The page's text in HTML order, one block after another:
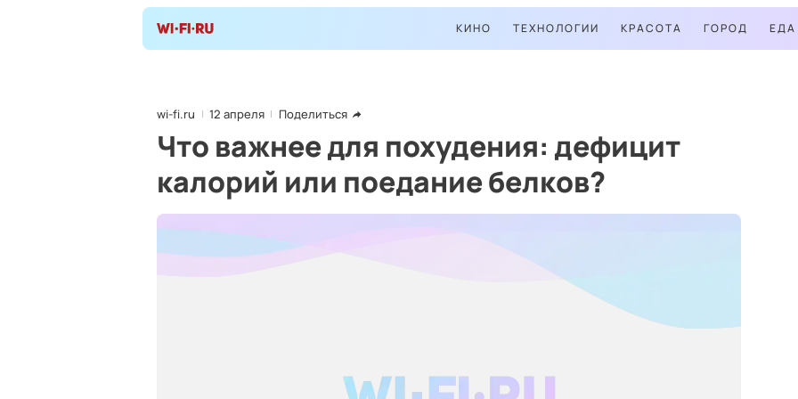
КИНО ТЕХНОЛОГИИ КРАСОТА ГОРОД ЕДА
wi-fi.ru 12 апреля Поделиться
Что важнее для похудения: дефицит
калорий или поедание белков?